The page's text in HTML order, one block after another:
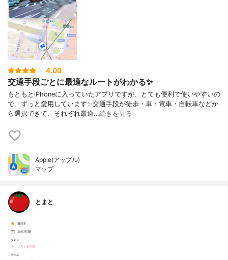
4.00
交通手段ごとに最適なルートがわかる✨
もともとiPhoneに入っていたアプリですが、とても便利で使いやすいの
で、ずっと愛用しています✨交通手段が徒歩・車・電車・自転車などか
ら選択できて、それぞれ最適…続きを見る
Apple(アップル)
マップ
とまと